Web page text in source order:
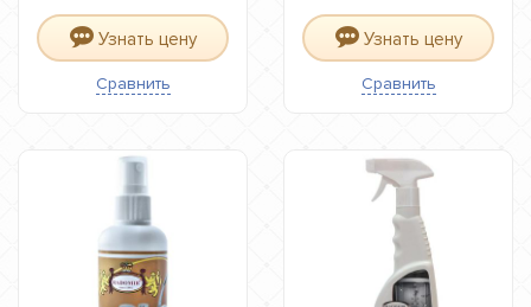
Узнать цену
Сравнить
Узнать цену
Сравнить